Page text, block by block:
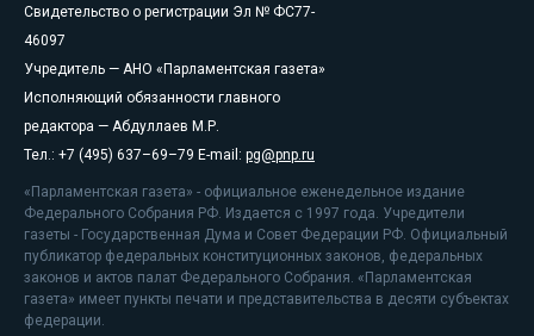
Свидетельство о регистрации Эл № ФС77-
46097
Учредитель — АНО «Парламентская газета»
Исполняющий обязанности главного
редактора — Абдуллаев М.Р.
Тел.: +7 (495) 637–69–79 E-mail: pg@pnp.ru
«Парламентская газета» - официальное еженедельное издание
Федерального Собрания РФ. Издается с 1997 года. Учредители
газеты - Государственная Дума и Совет Федерации РФ. Официальный
публикатор федеральных конституционных законов, федеральных
законов и актов палат Федерального Собрания. «Парламентская
газета» имеет пункты печати и представительства в десяти субъектах
федерации.